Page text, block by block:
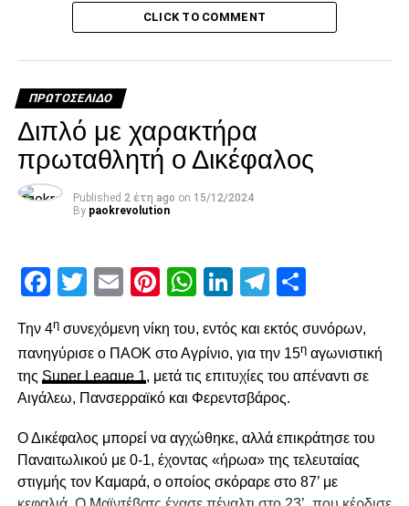
“Να συνεχίσουμε με τον ίδιο ρυθμό”
paokrevolution
CLICK TO COMMENT
ΠΡΩΤΟΣΈΛΙΔΟ
Διπλό με χαρακτήρα
πρωταθλητή ο Δικέφαλος
Published 2 έτη ago on 15/12/2024
By paokrevolution
Facebook
Twitter
EmailPinterest
WhatsApp
LinkedIn
Telegram
Την 4ησυνεχόμενη νίκη του, εντός και εκτός συνόρων,
πανηγύρισε ο ΠΑΟΚ στο Αγρίνιο, για την 15ηαγωνιστική
της Super League 1, μετά τις επιτυχίες του απέναντι σε
Αιγάλεω, Πανσερραϊκό και Φερεντσβάρος.
Ο Δικέφαλος μπορεί να αγχώθηκε, αλλά επικράτησε του
Παναιτωλικού με 0-1, έχοντας «ήρωα» της τελευταίας
στιγμής τον Καμαρά, ο οποίος σκόραρε στο 87’ με